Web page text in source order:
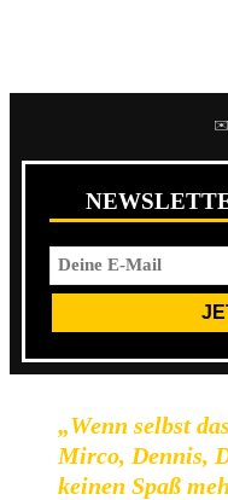
✉️
„Wenn selbst
Mirco, Dennis,
keinen Spaß